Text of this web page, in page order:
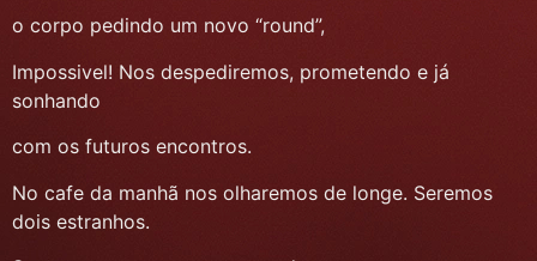
o corpo pedindo um novo “round”,
Impossivel! Nos despediremos, prometendo e já
sonhando
com os futuros encontros.
No cafe da manhã nos olharemos de longe. Seremos
dois estranhos.